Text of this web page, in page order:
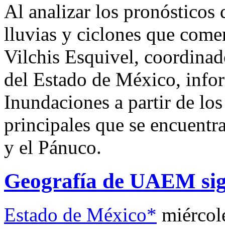
Al analizar los pronósticos
lluvias y ciclones que
Vilchis Esquivel,
del Estado de México,
Inundaciones a partir de
principales que se
y el Pánuco.
Geografía de UAEM
Estado de México*